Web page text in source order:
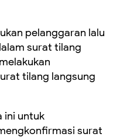
pelanggaran lalu
surat tilang
tilang langsung
ini untuk
surat